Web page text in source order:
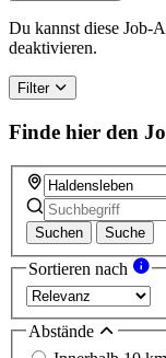
Du kannst diese Job-
deaktivieren.
Filter
Finde hier den
Suchen Suche
Sortieren nach
Abstände